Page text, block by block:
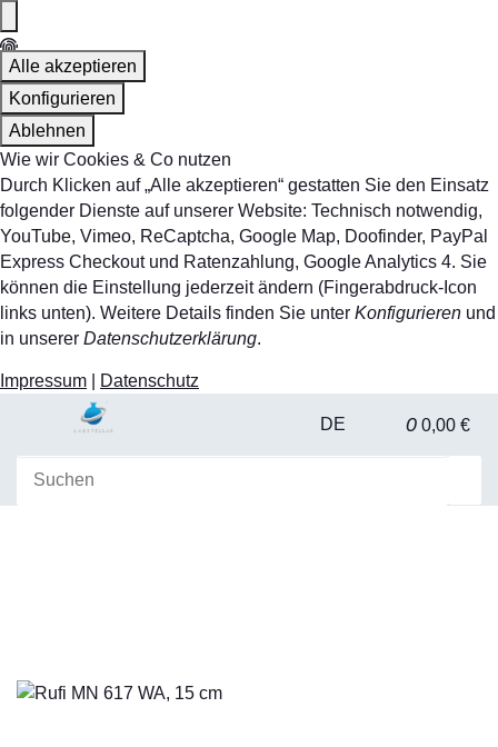
Alle akzeptieren
Konfigurieren
Ablehnen
Wie wir Cookies & Co nutzen
Durch Klicken auf „Alle akzeptieren“ gestatten Sie den Einsatz
folgender Dienste auf unserer Website: Technisch notwendig,
YouTube, Vimeo, ReCaptcha, Google Map, Doofinder, PayPal
Express Checkout und Ratenzahlung, Google Analytics 4. Sie
können die Einstellung jederzeit ändern (Fingerabdruck-Icon
links unten). Weitere Details finden Sie unter Konfigurieren und
in unserer Datenschutzerklärung.
Impressum Datenschutz
DE 0 0,00 €